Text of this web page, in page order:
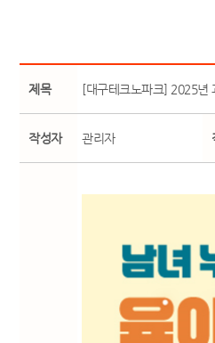
제목 [대구테크노파크] 2025년
작성자 관리자